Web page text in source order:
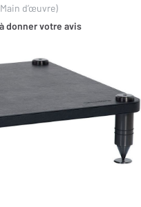
d’œuvre)
donner votre avis